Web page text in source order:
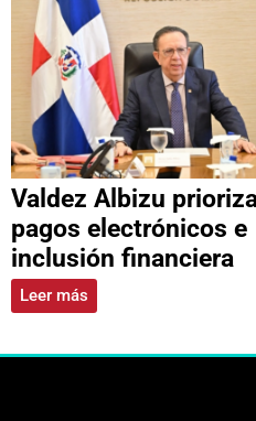
Valdez Albizu
pagos electrónicos e
inclusión financiera
Leer más